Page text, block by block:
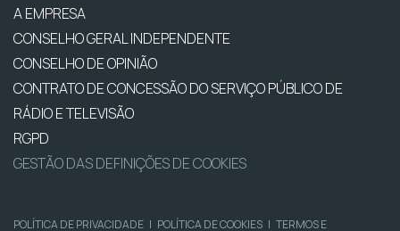
A EMPRESA
CONSELHO GERAL INDEPENDENTE
CONSELHO DE OPINIÃO
CONTRATO DE CONCESSÃO DO SERVIÇO PÚBLICO DE
RÁDIO E TELEVISÃO
RGPD
GESTÃO DAS DEFINIÇÕES DE COOKIES
POLÍTICA DE PRIVACIDADE | POLÍTICA DE COOKIES | TERMOS E